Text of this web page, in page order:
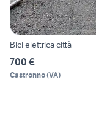
Bici elettrica città
700 €
Castronno(VA)